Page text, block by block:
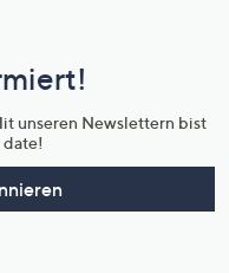
unseren Newslettern bist
date!